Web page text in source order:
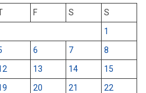
F S
S
1
6 7
8
13 14
15
20 21
22